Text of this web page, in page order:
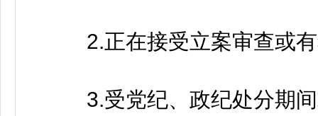
2.正在接受立案审查或有
3.受党纪、政纪处分期间